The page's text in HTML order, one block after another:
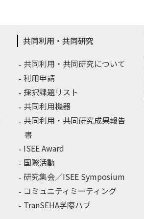
共同利用・共同研究
共同利用・共同研究について
利用申請
採択課題リスト
共同利用機器
共同利用・共同研究成果報告
書
ISEE Award
国際活動
研究集会／ISEE Symposium
コミュニティミーティング
TranSEHA学際ハブ